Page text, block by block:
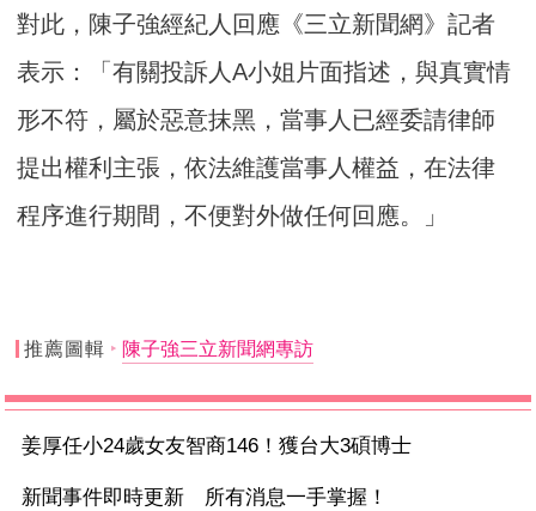
對此，陳子強經紀人回應《三立新聞網》記者
表示：「有關投訴人A小姐片面指述，與真實情
形不符，屬於惡意抹黑，當事人已經委請律師
提出權利主張，依法維護當事人權益，在法律
程序進行期間，不便對外做任何回應。」
推薦圖輯 陳子強三立新聞網專訪
姜厚任小24歲女友智商146！獲台大3碩博士
新聞事件即時更新 所有消息一手掌握！